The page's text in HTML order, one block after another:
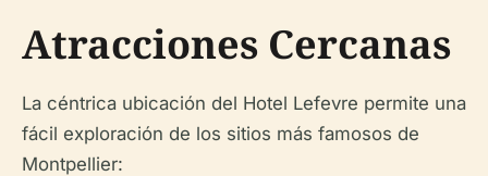
Atracciones Cercanas
La céntrica ubicación del Hotel Lefevre permite una
fácil exploración de los sitios más famosos de
Montpellier: